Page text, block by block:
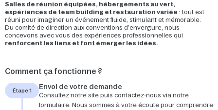
Salles de réunion équipées, hébergements au vert,
expériences de team building et restauration variée : tout est
réuni pour imaginer un événement fluide, stimulant et mémorable.
Du comité de direction aux conventions d’envergure, nous
concevons avec vous des expériences professionnelles qui
renforcent les liens et font émerger les idées.
Comment ça fonctionne ?
Étape 1 Envoi de votre demande
Consultez notre site puis contactez-nous via notre
formulaire. Nous sommes à votre écoute pour comprendre